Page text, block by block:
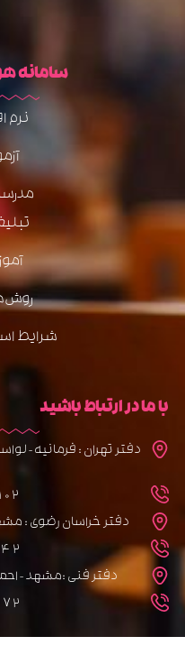
سامانه
نرم
شرایط
با ما در ارتباط باشید
دفتر خراسان رضوی :
دفتر فنی :مشهد - احمد آباد -